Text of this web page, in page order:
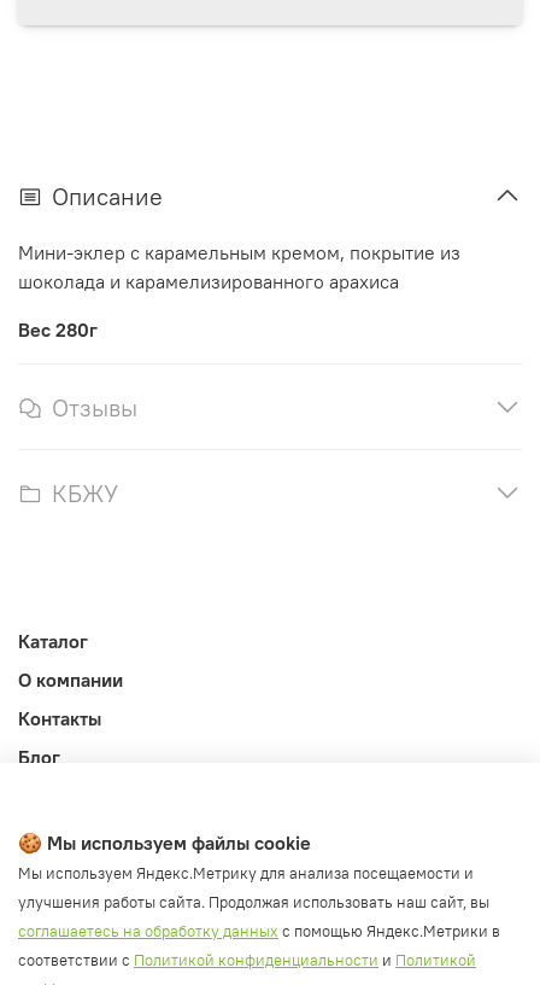
Описание
Мини-эклер с карамельным кремом, покрытие из
шоколада и карамелизированного арахиса
Вес 280г
Отзывы
КБЖУ
Каталог
О компании
Контакты
Блог
Публичная оферта
Политика конфиденциальности и обработки ПД
Согласие на обработку ПД
Согласие на рассылку
🍪 Мы используем файлы cookie
Мы используем Яндекс.Метрику для анализа посещаемости и
улучшения работы сайта. Продолжая использовать наш сайт, вы
соглашаетесь на обработку данных с помощью Яндекс.Метрики в
соответствии с Политикой конфиденциальности и Политикой